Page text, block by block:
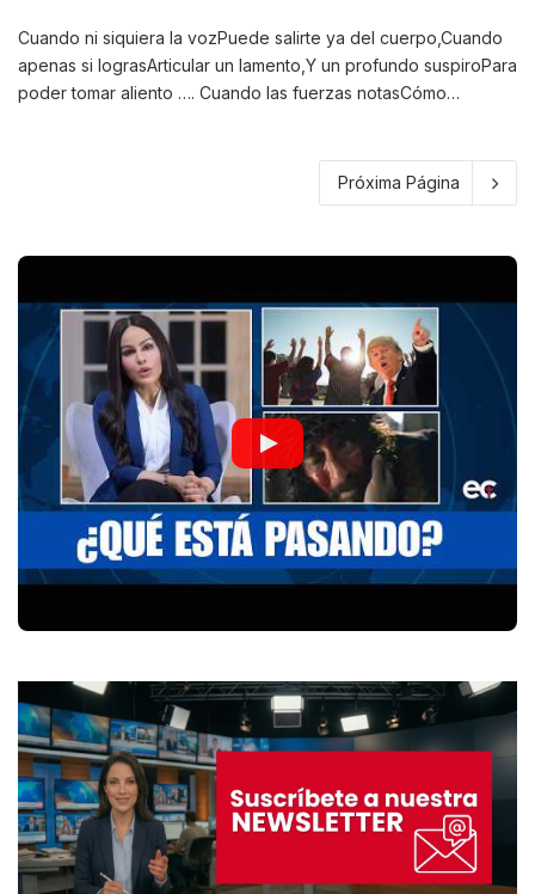
Cuando ni siquiera la vozPuede salirte ya del cuerpo,Cuando
apenas si lograsArticular un lamento,Y un profundo suspiroPara
poder tomar aliento …. Cuando las fuerzas notasCómo…
Próxima Página